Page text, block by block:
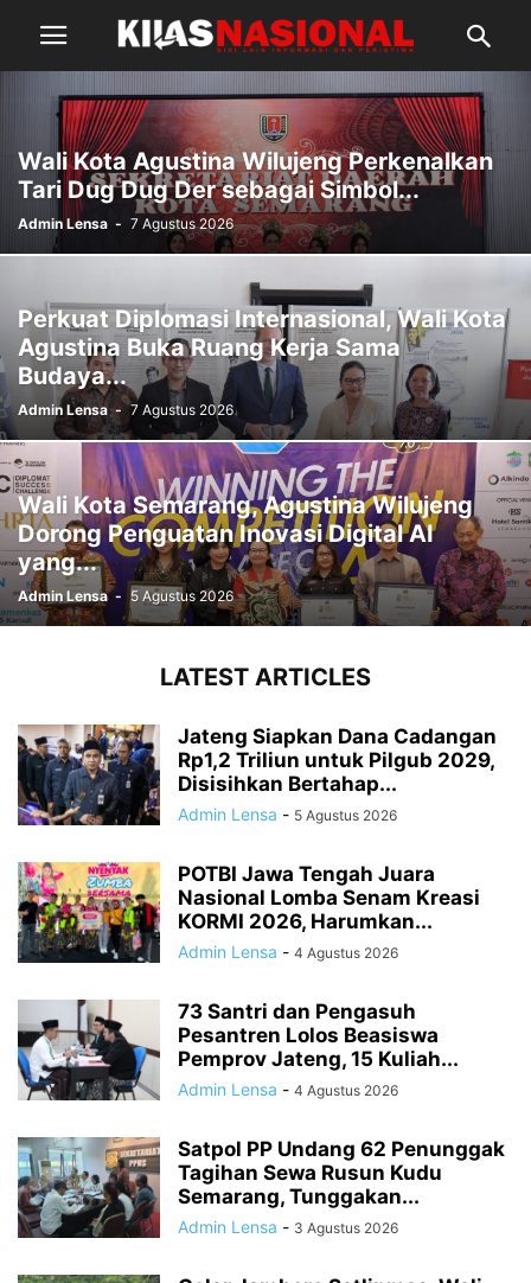
Wali Kota Agustina Wilujeng Perkenalkan
Tari Dug Dug Der sebagai Simbol...
Admin Lensa - 7 Agustus 2026
Perkuat Diplomasi Internasional, Wali Kota
Agustina Buka Ruang Kerja Sama
Budaya...
Admin Lensa - 7 Agustus 2026
Wali Kota Semarang, Agustina Wilujeng
Dorong Penguatan Inovasi Digital AI
yang...
Admin Lensa - 5 Agustus 2026
LATEST ARTICLES
Jateng Siapkan Dana Cadangan
Rp1,2 Triliun untuk Pilgub 2029,
Disisihkan Bertahap...
Admin Lensa - 5 Agustus 2026
POTBI Jawa Tengah Juara
Nasional Lomba Senam Kreasi
KORMI 2026, Harumkan...
Admin Lensa - 4 Agustus 2026
73 Santri dan Pengasuh
Pesantren Lolos Beasiswa
Pemprov Jateng, 15 Kuliah...
Admin Lensa - 4 Agustus 2026
Satpol PP Undang 62 Penunggak
Tagihan Sewa Rusun Kudu
Semarang, Tunggakan...
Admin Lensa - 3 Agustus 2026